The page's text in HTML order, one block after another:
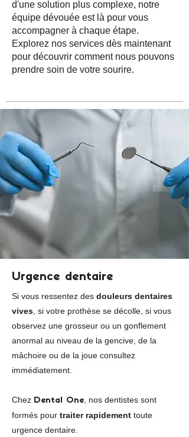
d'une solution plus complexe, notre
équipe dévouée est là pour vous
accompagner à chaque étape.
Explorez nos services dès maintenant
pour découvrir comment nous pouvons
prendre soin de votre sourire.
Urgence dentaire
Si vous ressentez des douleurs dentaires
vives , si votre prothèse se décolle, si vous
observez une grosseur ou un gonflement
anormal au niveau de la gencive, de la
mâchoire ou de la joue consultez
immédiatement.
Chez Dental One , nos dentistes sont
formés pour traiter rapidement toute
urgence dentaire.